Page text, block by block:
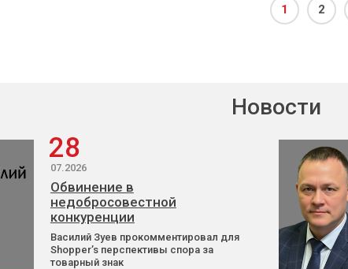
1 2
Новости
28
07.2026
Обвинение в
недобросовестной
конкуренции
Василий Зуев прокомментировал для
Shopper’s перспективы спора за
товарный знак